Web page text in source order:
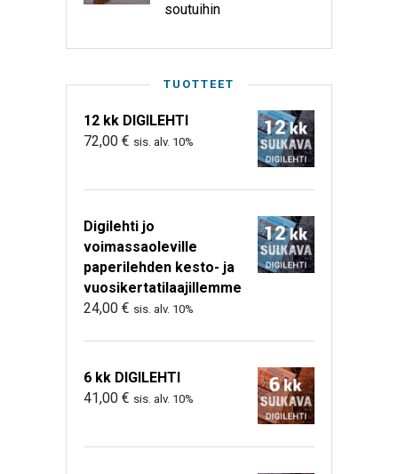
soutuihin
TUOTTEET
12 kk DIGILEHTI
72,00 € sis. alv. 10%
Digilehti jo
voimassaoleville
paperilehden kesto- ja
vuosikertatilaajillemme
24,00 € sis. alv. 10%
6 kk DIGILEHTI
41,00 € sis. alv. 10%